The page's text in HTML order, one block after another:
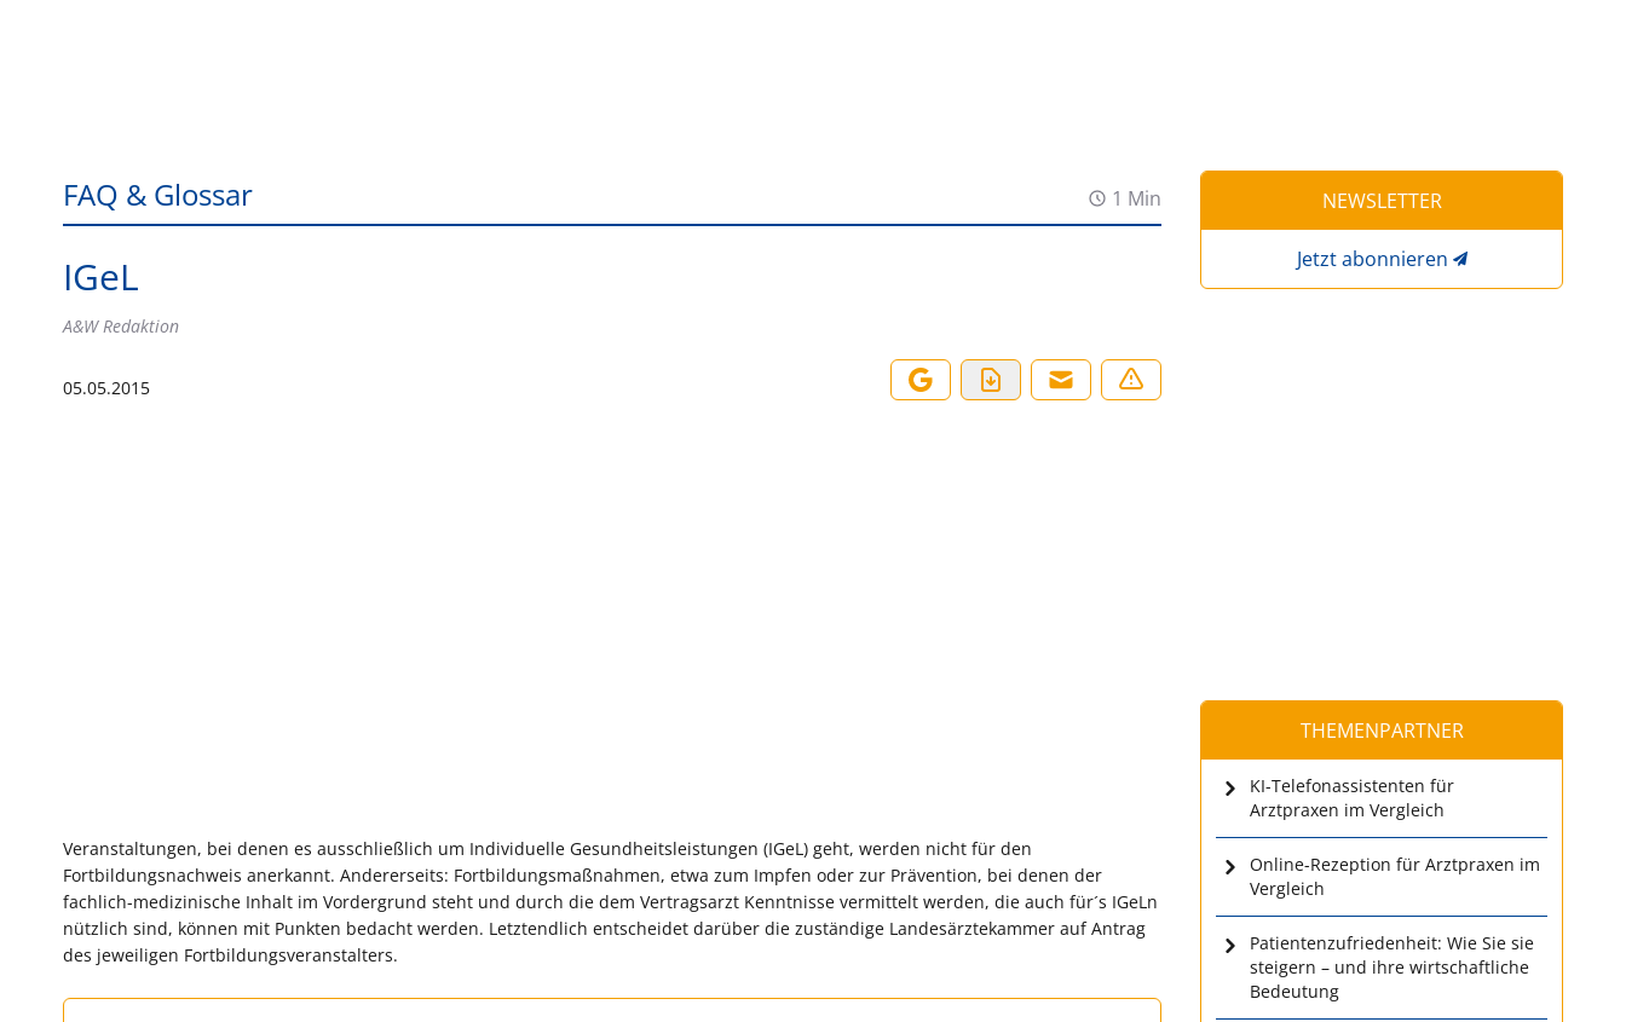
FAQ & Glossar 1 Min
IGeL
A&W Redaktion
05.05.2015
Veranstaltungen, bei denen es ausschließlich um Individuelle Gesundheitsleistungen (IGeL) geht, werden nicht für den
Fortbildungsnachweis anerkannt. Andererseits: Fortbildungsmaßnahmen, etwa zum Impfen oder zur Prävention, bei denen der
fachlich-medizinische Inhalt im Vordergrund steht und durch die dem Vertragsarzt Kenntnisse vermittelt werden, die auch für´s IGeLn
nützlich sind, können mit Punkten bedacht werden. Letztendlich entscheidet darüber die zuständige Landesärztekammer auf Antrag
des jeweiligen Fortbildungsveranstalters.
NEWSLETTER
Jetzt abonnieren
THEMENPARTNER
KI-Telefonassistenten für
Arztpraxen im Vergleich
Online-Rezeption für Arztpraxen im
Vergleich
Patientenzufriedenheit: Wie Sie sie
steigern – und ihre wirtschaftliche
Bedeutung